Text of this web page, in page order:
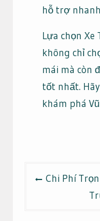
hỗ trợ
Lựa chọn Xe
không chỉ
mái mà còn
tốt nhất. Hãy
khám phá
Chi Phí